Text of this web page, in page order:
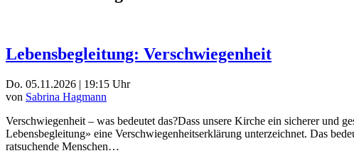
Lebensbegleitung: Verschwiegenheit
Do. 05.11.2026 | 19:15 Uhr
von Sabrina Hagmann
Verschwiegenheit – was bedeutet das?Dass unsere Kirche ein sicherer und
Lebensbegleitung» eine Verschwiegenheitserklärung unterzeichnet. Das
ratsuchende Menschen…